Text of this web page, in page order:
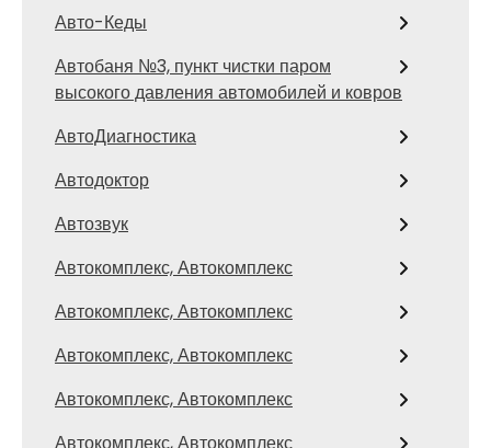
Авто-Кеды
Автобаня №3, пункт чистки паром
высокого давления автомобилей и ковров
АвтоДиагностика
Автодоктор
Автозвук
Автокомплекс, Автокомплекс
Автокомплекс, Автокомплекс
Автокомплекс, Автокомплекс
Автокомплекс, Автокомплекс